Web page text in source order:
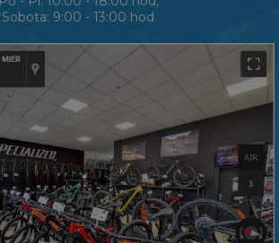
Sobota: 9:00 - 13:00 hod